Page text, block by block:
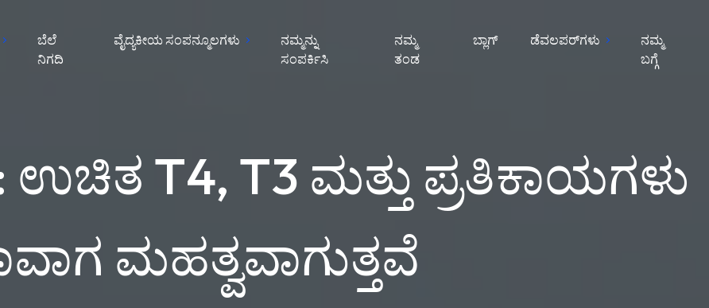
ಬೆಲೆ
ನಿಗದಿ
ವೈದ್ಯಕೀಯ ಸಂಪನ್ಮೂಲಗಳು
ನಮ್ಮನ್ನು
ಸಂಪರ್ಕಿಸಿ
ನಮ್ಮ
ತಂಡ
ಬ್ಲಾಗ್ ಡೆವಲಪರ್‌ಗಳು
ನಮ್ಮ
ಬಗ್ಗೆ
ಉಚಿತ T4, T3 ಮತ್ತು ಪ್ರತಿಕಾಯಗಳು
ಮಹತ್ವವಾಗುತ್ತವೆ